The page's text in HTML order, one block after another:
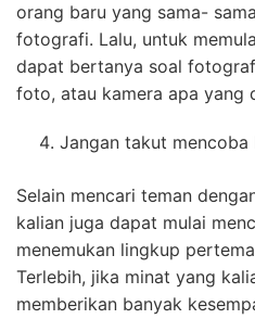
orang baru yang sama-
fotografi. Lalu, untuk
dapat bertanya soal
foto, atau kamera apa yang
Jangan takut mencoba
Selain mencari teman
kalian juga dapat mulai
menemukan lingkup
Terlebih, jika minat yang
memberikan banyak